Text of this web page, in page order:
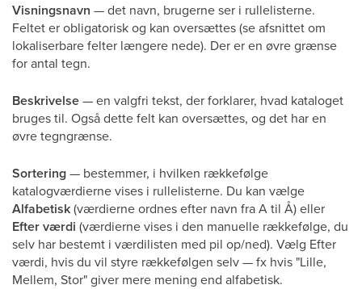
Visningsnavn — det navn, brugerne ser i rullelisterne.
Feltet er obligatorisk og kan oversættes (se afsnittet om
lokaliserbare felter længere nede). Der er en øvre grænse
for antal tegn.
Beskrivelse— en valgfri tekst, der forklarer, hvad kataloget
bruges til. Også dette felt kan oversættes, og det har en
øvre tegngrænse.
Sortering— bestemmer, i hvilken rækkefølge
katalogværdierne vises i rullelisterne. Du kan vælge
Alfabetisk(værdierne ordnes efter navn fra A til Å) eller
Efter værdi (værdierne vises i den manuelle rækkefølge, du
selv har bestemt i værdilisten med pil op/ned). Vælg Efter
værdi, hvis du vil styre rækkefølgen selv — fx hvis "Lille,
Mellem, Stor" giver mere mening end alfabetisk.